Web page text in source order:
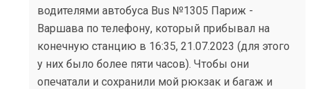
водителями автобуса Bus №1305 Париж -
Варшава по телефону, который прибывал на
конечную станцию в 16:35, 21.07.2023 (для этого
у них было более пяти часов). Чтобы они
опечатали и сохранили мой рюкзак и багаж и